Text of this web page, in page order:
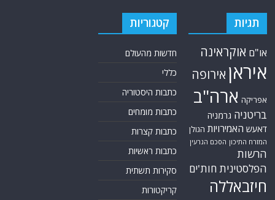
תגיות
או"ם אוקראינה
איראן אירופה
אפריקה ארה"ב
בריטניה גרמניה
דאעש האמירויות הגולן
המזרח התיכון הסכם הגרעין
הרשות
הפלסטינית חות'ים
חיזבאללה
קטגוריות
חדשות מהעולם
כללי
כתבות היסטוריה
כתבות מומחים
כתבות קצרות
כתבות ראשיות
סקירות תשתית
קריקטורות